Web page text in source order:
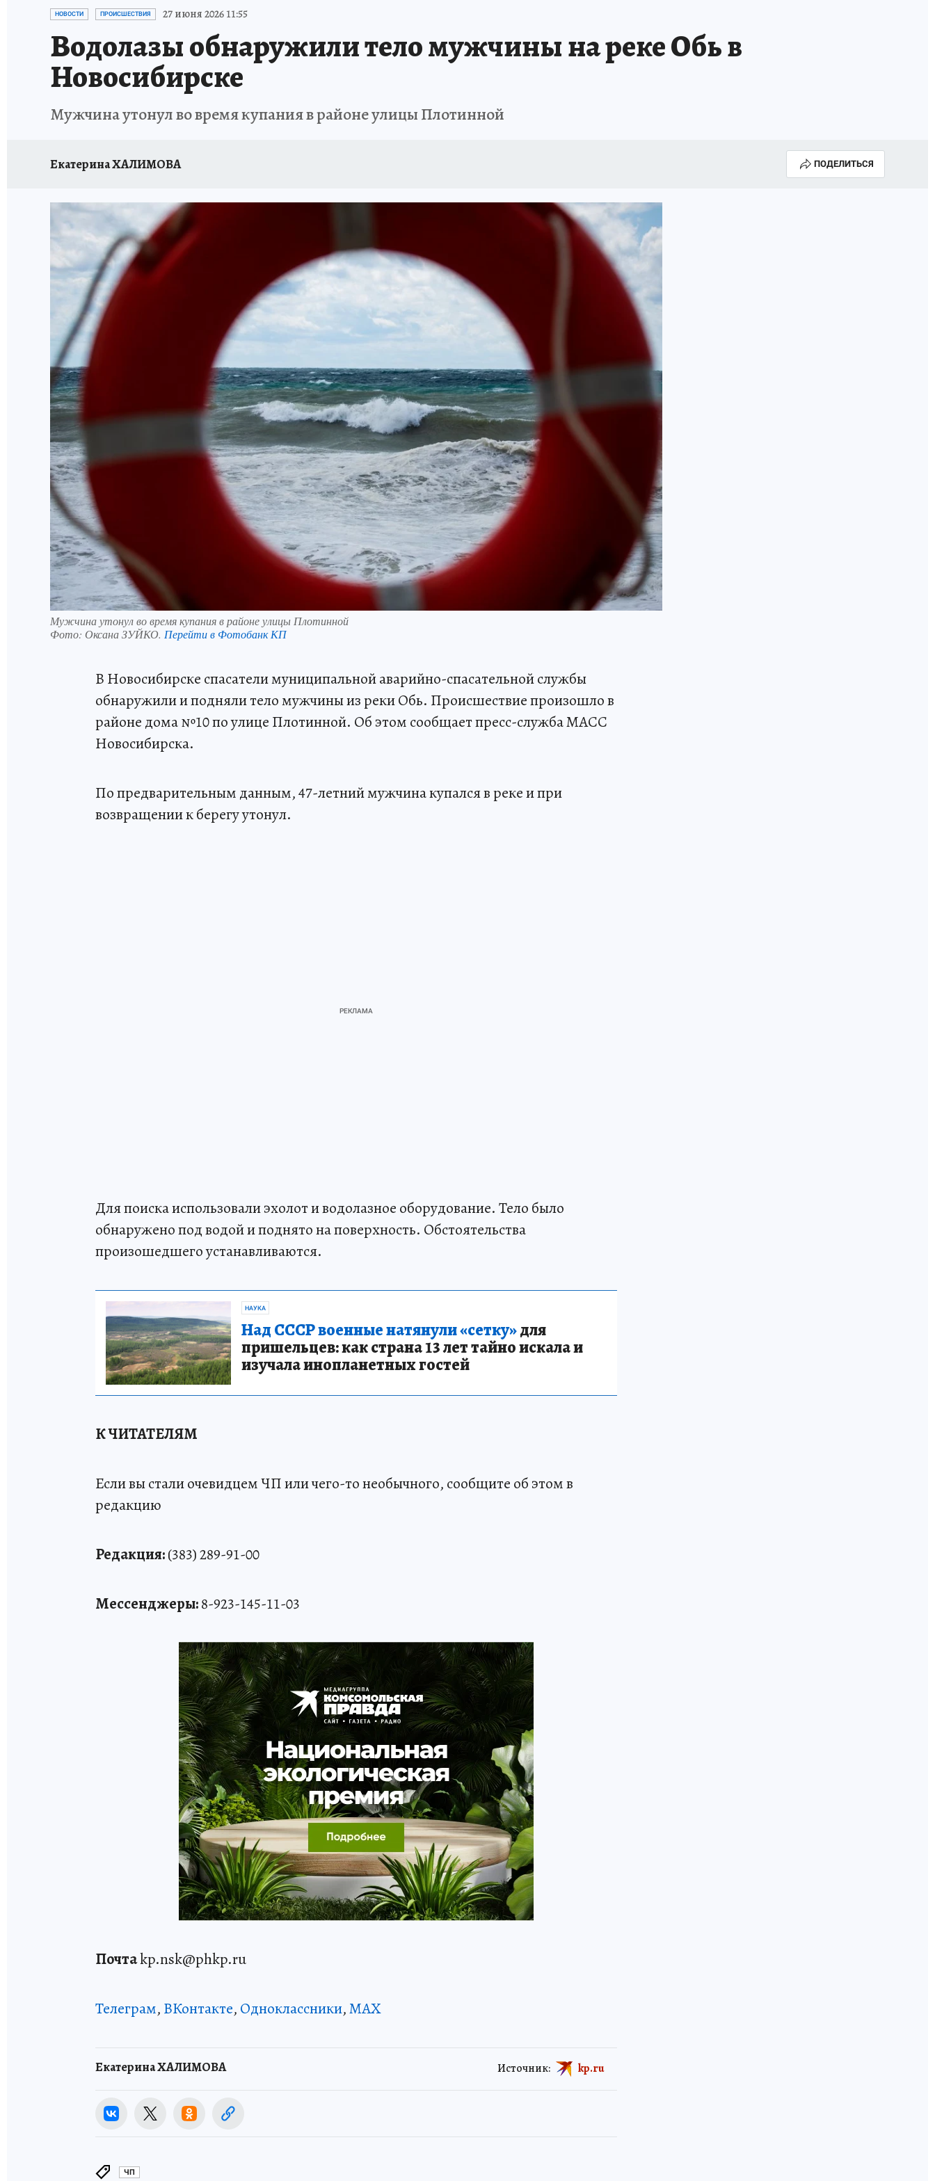
ОТДЫХ В РОССИИ ЗАПОВЕДНАЯ РОССИЯ
НОВОСТИ ПРОИСШЕСТВИЯ 27 июня 2026 11:55
Водолазы обнаружили тело мужчины на реке Обь в
Новосибирске
Мужчина утонул во время купания в районе улицы Плотинной
Екатерина ХАЛИМОВА ПОДЕЛИТЬСЯ
Мужчина утонул во время купания в районе улицы Плотинной
Фото: Оксана ЗУЙКО. Перейти в Фотобанк КП
В Новосибирске спасатели муниципальной аварийно-спасательной службы
обнаружили и подняли тело мужчины из реки Обь. Происшествие произошло в
районе дома №10 по улице Плотинной. Об этом сообщает пресс-служба МАСС
Новосибирска.
По предварительным данным, 47-летний мужчина купался в реке и при
возвращении к берегу утонул.
Для поиска использовали эхолот и водолазное оборудование. Тело было
обнаружено под водой и поднято на поверхность. Обстоятельства
произошедшего устанавливаются.
НАУКА
Над СССР военные натянули «сетку»для
пришельцев: как страна 13 лет тайно искала и
изучала инопланетных гостей
К ЧИТАТЕЛЯМ
Если вы стали очевидцем ЧП или чего-то необычного, сообщите об этом в
редакцию
Редакция:(383) 289-91-00
Мессенджеры:8-923-145-11-03
Почтаkp.nsk@phkp.ru
Телеграм, ВКонтакте, Одноклассники,MAX
Екатерина ХАЛИМОВА Источник: kp.ru
ЧП